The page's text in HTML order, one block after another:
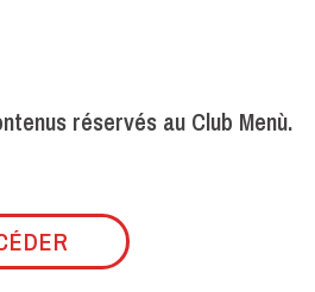
réservés au Club Menù.